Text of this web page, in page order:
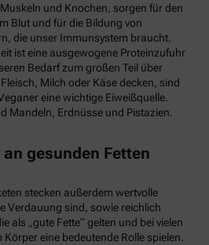
und Knochen, sorgen für den
Blut und für die Bildung von
die unser Immunsystem braucht.
ist eine ausgewogene Proteinzufuhr
Bedarf zum großen Teil über
Milch oder Käse decken, sind
eine wichtige Eiweißquelle.
Mandeln, Erdnüsse und Pistazien.
gesunden Fetten
stecken außerdem wertvolle
Verdauung sind, sowie reichlich
als „gute Fette“ gelten und bei vielen
eine bedeutende Rolle spielen.